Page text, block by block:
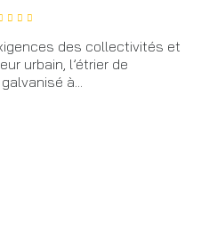
des collectivités et
urbain, l’étrier de
à...